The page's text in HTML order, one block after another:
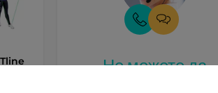
Не можете да